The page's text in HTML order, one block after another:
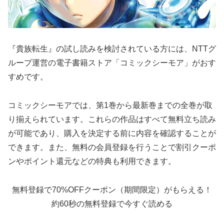
『貴族転生』の試し読みを検討されている方には、NTTグ
ループ運営の電子書籍ストア「コミックシーモア」がおす
すめです。
コミックシーモアでは、第1巻から最新巻までの全巻が取
り揃えられています。これらの作品はすべて無料立ち読み
が可能であり、購入を決定する前に内容を確認することが
できます。また、無料の会員登録を行うことで割引クーポ
ンやポイント還元などの特典も利用できます。
無料登録で70%OFFクーポン（期間限定）がもらえる！
約60秒の無料登録で今すぐ読める